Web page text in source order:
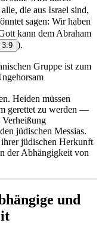
die aus Israel sind,
sagen: Wir haben
kann dem Abraham
3:9 ).
Gruppe ist zum
Heiden müssen
gerettet zu werden —
Verheißung
jüdischen Messias.
jüdischen Herkunft
der Abhängigkeit von
und